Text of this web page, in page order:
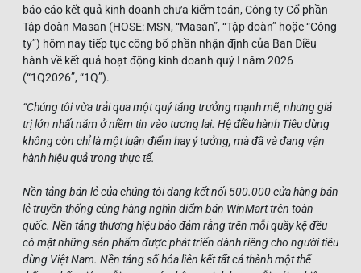
báo cáo kết quả kinh doanh chưa kiểm toán, Công ty Cổ phần
Tập đoàn Masan (HOSE: MSN, “Masan”, “Tập đoàn” hoặc “Công
ty”) hôm nay tiếp tục công bố phần nhận định của Ban Điều
hành về kết quả hoạt động kinh doanh quý I năm 2026
(“1Q2026”, “1Q”).
“Chúng tôi vừa trải qua một quý tăng trưởng mạnh mẽ, nhưng giá
trị lớn nhất nằm ở niềm tin vào tương lai. Hệ điều hành Tiêu dùng
không còn chỉ là một luận điểm hay ý tưởng, mà đã và đang vận
hành hiệu quả trong thực tế.
Nền tảng bán lẻ của chúng tôi đang kết nối 500.000 cửa hàng bán
lẻ truyền thống cùng hàng nghìn điểm bán WinMart trên toàn
quốc. Nền tảng thương hiệu bảo đảm rằng trên mỗi quầy kệ đều
có mặt những sản phẩm được phát triển dành riêng cho người tiêu
dùng Việt Nam. Nền tảng số hóa liên kết tất cả thành một thể